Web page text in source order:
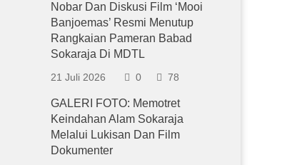
Nobar Dan Diskusi Film ‘Mooi
Banjoemas’ Resmi Menutup
Rangkaian Pameran Babad
Sokaraja Di MDTL
21 Juli 2026 0 78
GALERI FOTO: Memotret
Keindahan Alam Sokaraja
Melalui Lukisan Dan Film
Dokumenter